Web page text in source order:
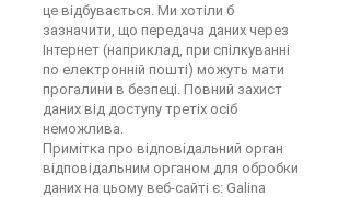
це відбувається. Ми хотіли б
зазначити, що передача даних через
Інтернет (наприклад, при спілкуванні
по електронній пошті) можуть мати
прогалини в безпеці. Повний захист
даних від доступу третіх осіб
неможлива.
Примітка про відповідальний орган
відповідальним органом для обробки
даних на цьому веб-сайті є: Galina